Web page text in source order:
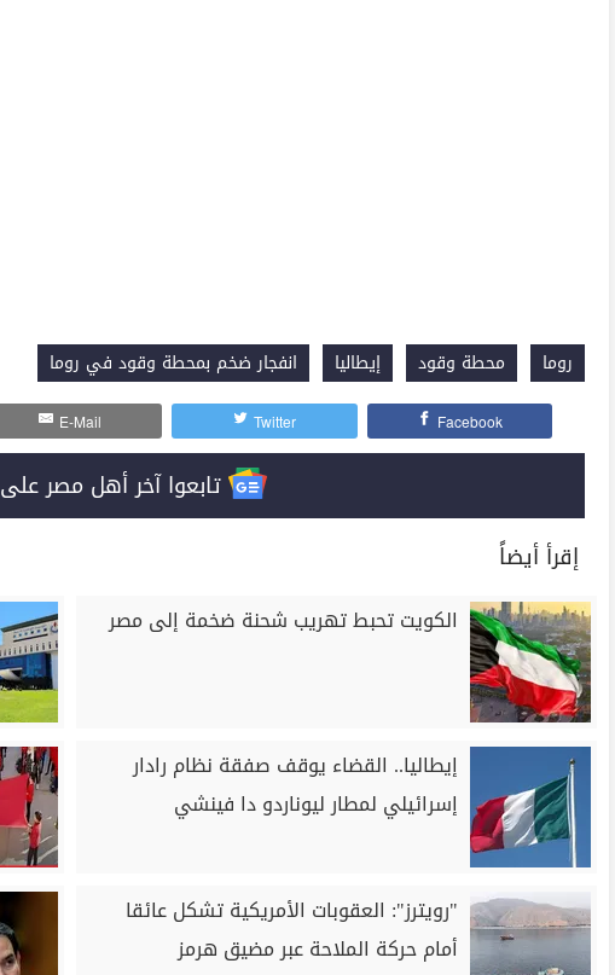
روما محطة وقود إيطاليا انفجار ضخم بمحطة وقود في روما
Facebook
Twitter
E-Mail
تابعوا آخر أهل مصر على Google News
إقرأ أيضاً
الكويت تحبط تهريب شحنة ضخمة إلى مصر
إيطاليا.. القضاء يوقف صفقة نظام رادار
إسرائيلي لمطار ليوناردو دا فينشي
"رويترز": العقوبات الأمريكية تشكل عائقا
أمام حركة الملاحة عبر مضيق هرمز